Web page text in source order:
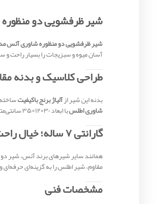
شیر ظرفشویی دو
شیر ظرفشویی دو منظوره شاوری آئس
آسان میوه و سبزیجات را بسیار راحت و
طراحی کلاسیک و بدنه
بدنه این شیر ازآلیاژ برنج باکیفیت
شاوری اطلسبا ابعاد ۳۰×۱۲×۳۵ سانتی‌متر و وزن ۲.۶ کیلوگرم ترکیبی از دوام و راحتی را ارائه می‌دهد، مناسب استفاده طولانی‌مدت و شستشوی کامل سینک و ظروف بزرگ.
گارانتی ۷ ساله؛ خیال راحت برای سال‌ها استفاده
همانند سایر شیرهای برند آئس، شیر
مقاوم، شیر اطلس را به گزینه‌ای
مشخصات فنی